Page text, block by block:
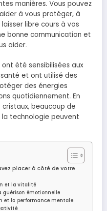
manières. Vous pouvez
à vous protéger, à
libre cours à vos
bonne communication et
aider.
été sensibilisées aux
et ont utilisé des
des énergies
quotidiennement. En
beaucoup de
technologie peuvent
placer à côté de votre
et la vitalité
guérison émotionnelle
et la performance mentale